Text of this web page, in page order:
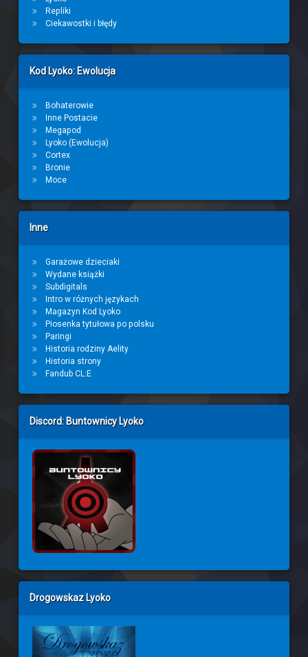
Repliki
Ciekawostki i błędy
Kod Lyoko: Ewolucja
Bohaterowie
Inne Postacie
Megapod
Lyoko (Ewolucja)
Cortex
Bronie
Moce
Inne
Garażowe dzieciaki
Wydane książki
Subdigitals
Intro w różnych językach
Magazyn Kod Lyoko
Piosenka tytułowa po polsku
Paringi
Historia rodziny Aelity
Historia strony
Fandub CL:E
Discord: Buntownicy Lyoko
Drogowskaz Lyoko